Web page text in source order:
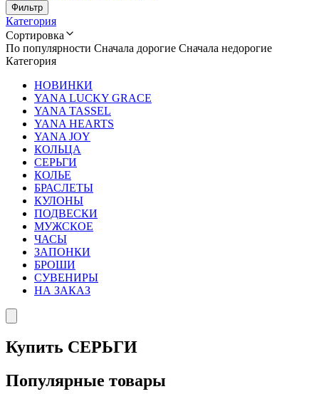
Фильтр
Категория
Сортировка
По популярности Сначала дорогие Сначала недорогие
Категория
НОВИНКИ
YANA LUCKY GRACE
YANA TASSEL
YANA HEARTS
YANA JOY
КОЛЬЦА
СЕРЬГИ
КОЛЬЕ
БРАСЛЕТЫ
КУЛОНЫ
ПОДВЕСКИ
МУЖСКОЕ
ЧАСЫ
ЗАПОНКИ
БРОШИ
СУВЕНИРЫ
НА ЗАКАЗ
Купить СЕРЬГИ
Популярные товары